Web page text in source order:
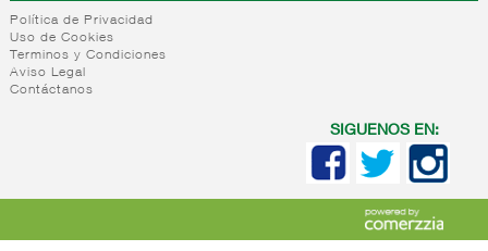
Alimentacion
refrigerada
Internacional
quesos
pls no
clasificados
-
pls
Política de Privacidad
Uso de Cookies
Terminos y Condiciones
Aviso Legal
Contáctanos
SIGUENOS EN: